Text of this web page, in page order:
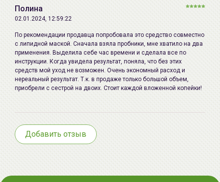
Methylisothiazolinone, Hexyl
Cinnamal, Linalool.
Дата
производства:
см. на упаковке (мм.гггг)
даты производства
Производитель:
ООО «Альнилам», Беларусь,
220007 г.Минск, ул.Фабрициуса,
Импортер в
Полина
02.01.2024, 12:59:22
По рекомендации продавца попробовала это средство совместно
с липидной маской. Сначала взяла пробники, мне хватило на два
применения. Выделила себе час времени и сделала все по
инструкции. Когда увидела результат, поняла, что без этих
средств мой уход не возможен. Очень экономный расход и
нереальный результат. Т.к. в продаже только большой объем,
приобрели с сестрой на двоих. Стоит каждой вложенной копейки!
Добавить отзыв